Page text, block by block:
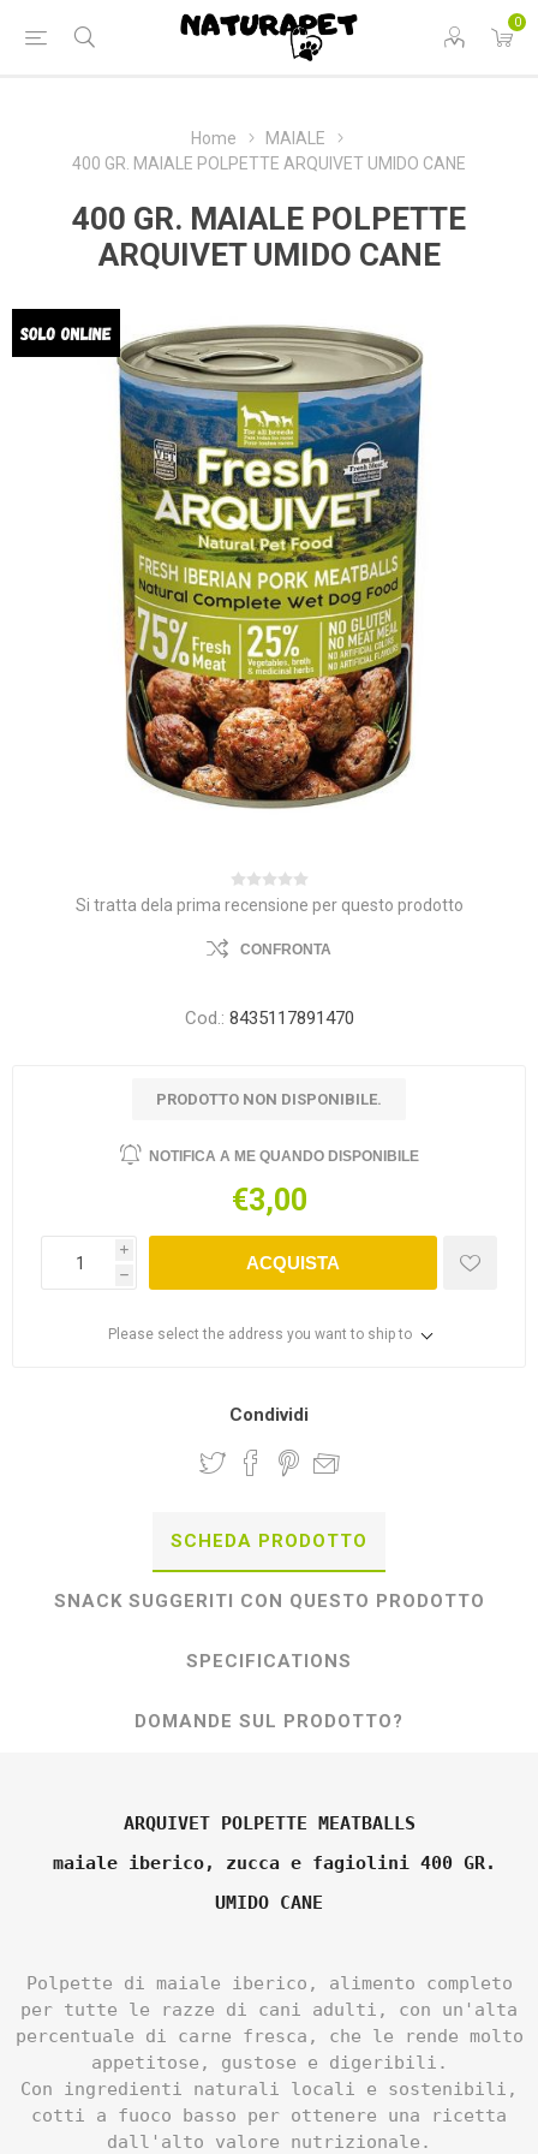
0
Home
MAIALE
400 GR. MAIALE POLPETTE ARQUIVET UMIDO CANE
400 GR. MAIALE POLPETTE
ARQUIVET UMIDO CANE
Si tratta dela prima recensione per questo prodotto
CONFRONTA
Cod.: 8435117891470
PRODOTTO NON DISPONIBILE.
NOTIFICA A ME QUANDO DISPONIBILE
€3,00
i
h
ACQUISTA
Please select the address you want to ship to
Condividi
SCHEDA PRODOTTO
SNACK SUGGERITI CON QUESTO PRODOTTO
SPECIFICATIONS
DOMANDE SUL PRODOTTO?
ARQUIVET POLPETTE MEATBALLS
maiale iberico, zucca e fagiolini 400 GR.
UMIDO CANE
Polpette di maiale iberico, alimento completo
per tutte le razze di cani adulti, con un'alta
percentuale di carne fresca, che le rende molto
appetitose, gustose e digeribili.
Con ingredienti naturali locali e sostenibili,
cotti a fuoco basso per ottenere una ricetta
dall'alto valore nutrizionale.